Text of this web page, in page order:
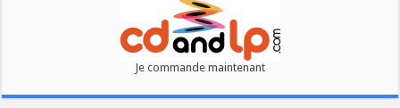
Je commande maintenant